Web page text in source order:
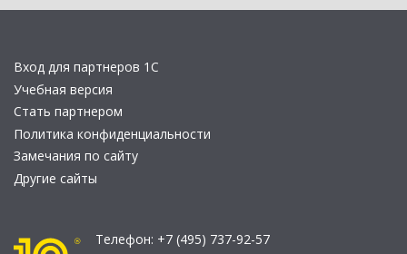
Вход для партнеров 1С
Учебная версия
Стать партнером
Политика конфиденциальности
Замечания по сайту
Другие сайты
Телефон: +7 (495) 737-92-57